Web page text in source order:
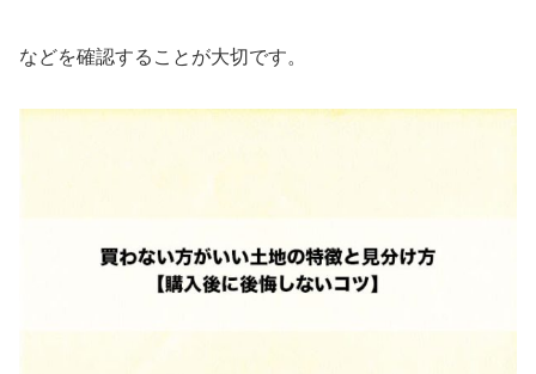
などを確認することが大切です。